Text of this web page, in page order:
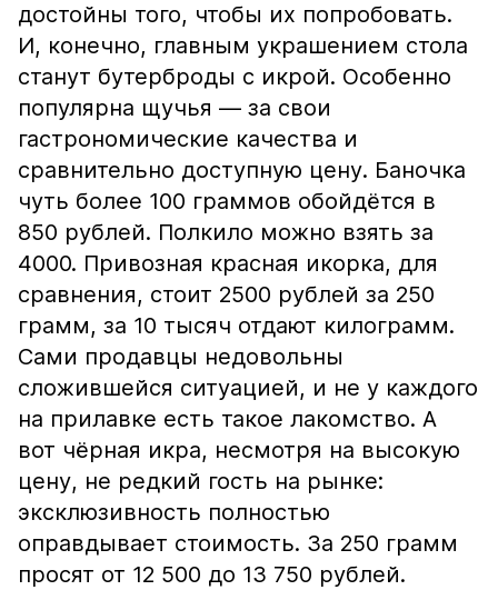
достойны того, чтобы их попробовать.
И, конечно, главным украшением стола
станут бутерброды с икрой. Особенно
популярна щучья — за свои
гастрономические качества и
сравнительно доступную цену. Баночка
чуть более 100 граммов обойдётся в
850 рублей. Полкило можно взять за
4000. Привозная красная икорка, для
сравнения, стоит 2500 рублей за 250
грамм, за 10 тысяч отдают килограмм.
Сами продавцы недовольны
сложившейся ситуацией, и не у каждого
на прилавке есть такое лакомство. А
вот чёрная икра, несмотря на высокую
цену, не редкий гость на рынке:
эксклюзивность полностью
оправдывает стоимость. За 250 грамм
просят от 12 500 до 13 750 рублей.